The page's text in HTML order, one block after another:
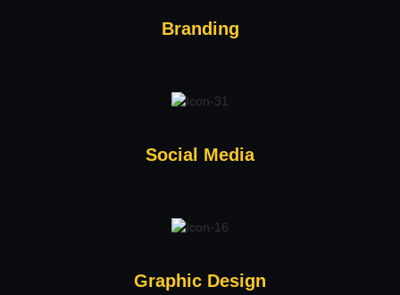
Branding
Social Media
Graphic Design